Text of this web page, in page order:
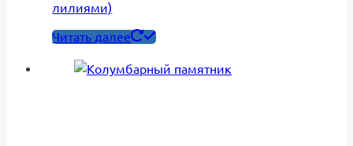
лилиями)
Читать далее